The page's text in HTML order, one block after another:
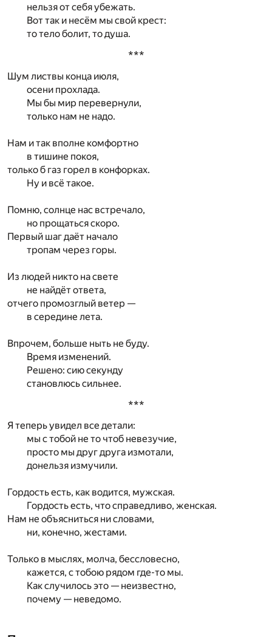
нельзя от себя убежать.
Вот так и несём мы свой крест:
то тело болит, то душа.
***
Шум листвы конца июля,
осени прохлада.
Мы бы мир перевернули,
только нам не надо.
Нам и так вполне комфортно
в тишине покоя,
только б газ горел в конфорках.
Ну и всё такое.
Помню, солнце нас встречало,
но прощаться скоро.
Первый шаг даёт начало
тропам через горы.
Из людей никто на свете
не найдёт ответа,
отчего промозглый ветер —
в середине лета.
Впрочем, больше ныть не буду.
Время изменений.
Решено: сию секунду
становлюсь сильнее.
***
Я теперь увидел все детали:
мы с тобой не то чтоб невезучие,
просто мы друг друга измотали,
донельзя измучили.
Гордость есть, как водится, мужская.
Гордость есть, что справедливо, женская.
Нам не объясниться ни словами,
ни, конечно, жестами.
Только в мыслях, молча, бессловесно,
кажется, с тобою рядом где-то мы.
Как случилось это — неизвестно,
почему — неведомо.